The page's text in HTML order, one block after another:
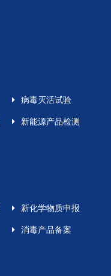
病毒灭活试验
新能源产品检测
新化学物质申报
消毒产品备案